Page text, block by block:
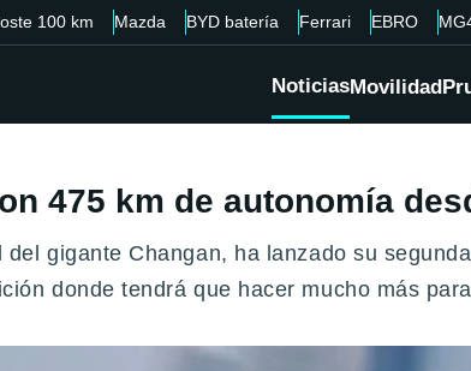
100 km Mazda BYD batería Ferrari EBRO
NoticiasMovilidad
475 km de autonomía
gigante Changan, ha lanzado su
donde tendrá que hacer mucho más